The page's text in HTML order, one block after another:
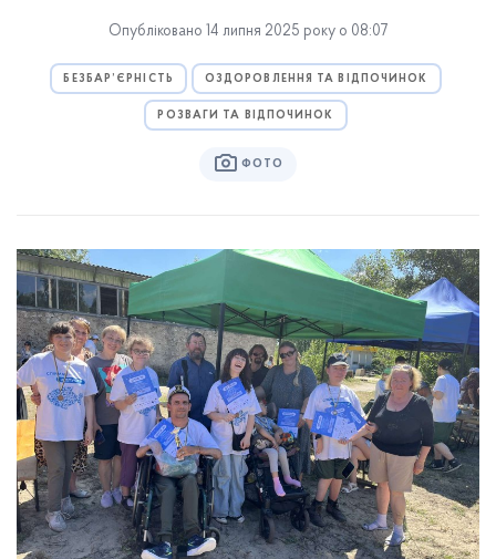
Опубліковано 14 липня 2025 року о 08:07
БЕЗБАР’ЄРНІСТЬ ОЗДОРОВЛЕННЯ ТА ВІДПОЧИНОК
РОЗВАГИ ТА ВІДПОЧИНОК
ФОТО